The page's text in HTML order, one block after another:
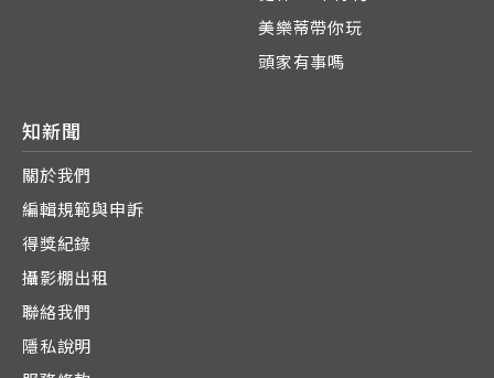
美樂蒂帶你玩
頭家有事嗎
知新聞
關於我們
編輯規範與申訴
得獎紀錄
攝影棚出租
聯絡我們
隱私說明